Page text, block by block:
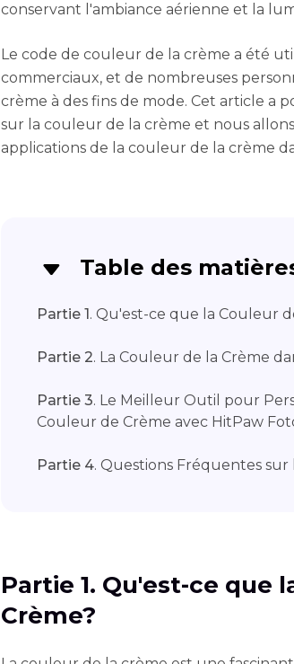
conservant l'ambiance aérienne et la
Le code de couleur de la crème a été
commerciaux, et de nombreuses
crème à des fins de mode. Cet article a
sur la couleur de la crème et nous
applications de la couleur de la crème
Table des
Partie 1. Qu'est-ce que la Couleur
Partie 2. La Couleur de la Crème
Partie 3. Le Meilleur Outil pour
Couleur de Crème avec HitPaw
Partie 4. Questions Fréquentes
Partie 1. Qu'est-ce que
Crème?